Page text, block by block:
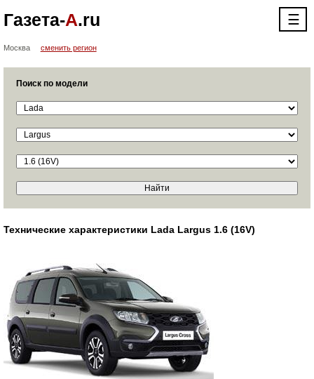
Газета-А.ru ☰
Москва сменить регион
Поиск по модели
Технические характеристики Lada Largus 1.6 (16V)